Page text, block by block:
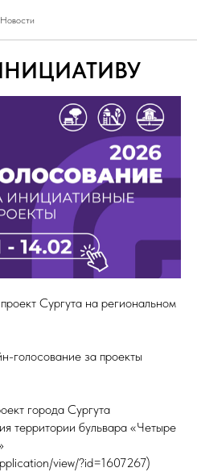
Новости
Сургута на региональном
голосование за проекты
города Сургута
территории бульвара «Четыре
view/?id=1607267)